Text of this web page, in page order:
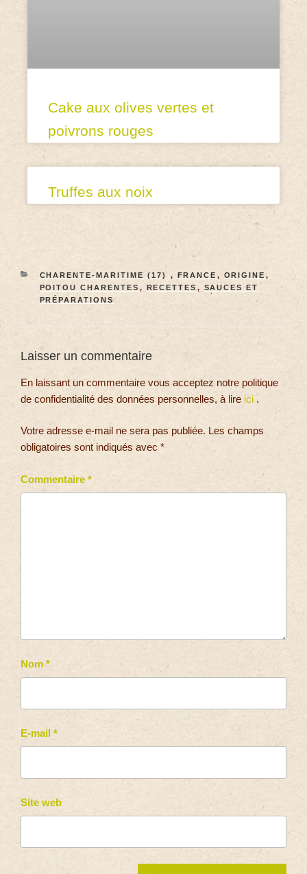
Cake aux olives vertes et
poivrons rouges
Truffes aux noix
CHARENTE-MARITIME (17) , FRANCE , ORIGINE ,
POITOU CHARENTES , RECETTES , SAUCES ET
PRÉPARATIONS
Laisser un commentaire
En laissant un commentaire vous acceptez notre politique
de confidentialité des données personnelles, à lire ici .
Votre adresse e-mail ne sera pas publiée. Les champs
obligatoires sont indiqués avec *
Commentaire *
Nom *
E-mail *
Site web